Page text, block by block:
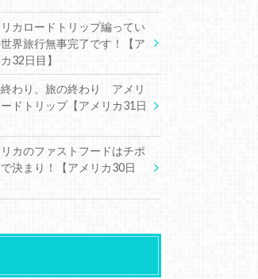
カロードトリップ編ってい
界旅行無事完了です！【ア
32日目】
わり、旅の終わり アメリ
ドトリップ【アメリカ31日
カのファストフードはチポ
で決まり！【アメリカ30日